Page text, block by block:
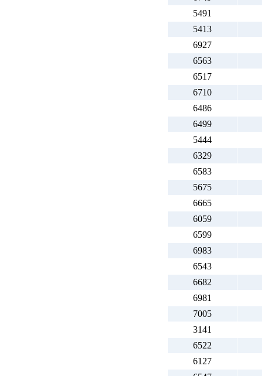
5491
5413
6927
6563
6517
6710
6486
6499
5444
6329
6583
5675
6665
6059
6599
6983
6543
6682
6981
7005
3141
6522
6127